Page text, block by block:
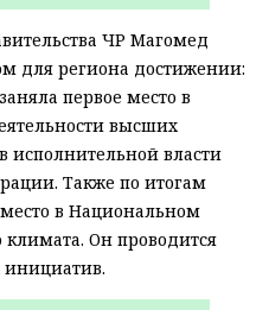
ЧР Магомед
для региона достижении:
первое место в
высших
исполнительной власти
Также по итогам
в Национальном
Он проводится
инициатив.